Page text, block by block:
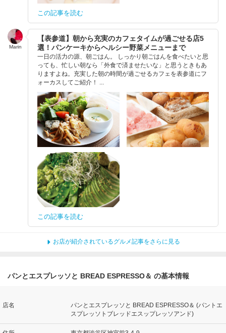
この記事を読む
Marin
【表参道】朝から充実のカフェタイムが過ごせる店5
選！パンケーキからヘルシー野菜メニューまで
一日の活力の源、朝ごはん。 しっかり朝ごはんを食べたいと思
っても、忙しい朝なら「外食で済ませたいな」と思うときもあ
りますよね。充実した朝の時間が過ごせるカフェを表参道にフ
ォーカスしてご紹介！ ...
この記事を読む
お店が紹介されているグルメ記事をさらに見る
パンとエスプレッソと BREAD ESPRESSO＆ の基本情報
店名
パンとエスプレッソと BREAD ESPRESSO＆ (パントエ
スプレッソトブレッドエスップレッソアンド)